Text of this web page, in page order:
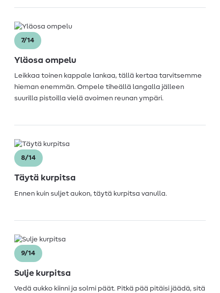
7/14
Yläosa ompelu
Leikkaa toinen kappale lankaa, tällä kertaa tarvitsemme
hieman enemmän. Ompele tiheällä langalla jälleen
suurilla pistoilla vielä avoimen reunan ympäri.
8/14
Täytä kurpitsa
Ennen kuin suljet aukon, täytä kurpitsa vanulla.
9/14
Sulje kurpitsa
Vedä aukko kiinni ja solmi päät. Pitkä pää pitäisi jäädä, sitä